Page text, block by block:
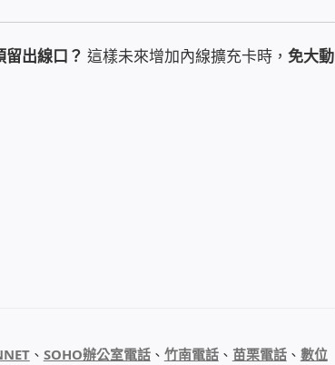
出線口？ 這樣未來增加內線擴充卡時， 免大動
、 SOHO辦公室電話、 竹南電話、 苗栗電話、 數位